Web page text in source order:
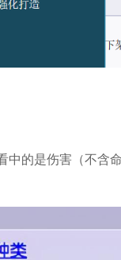
的是伤害（不含